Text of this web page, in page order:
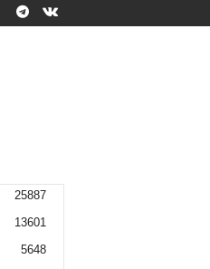
25887
13601
5648